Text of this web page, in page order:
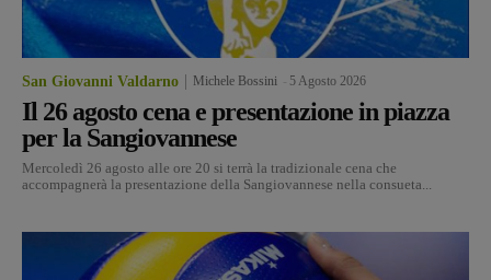
San Giovanni Valdarno Michele Bossini 5 Agosto 2026
Il 26 agosto cena e presentazione in piazza
per la Sangiovannese
Mercoledì 26 agosto alle ore 20 si terrà la tradizionale cena che
accompagnerà la presentazione della Sangiovannese nella consueta...